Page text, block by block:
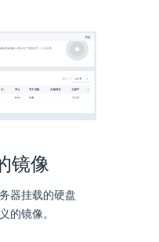
镜像
器挂载的硬盘
的镜像。